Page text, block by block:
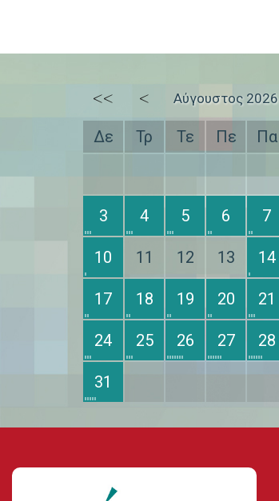
<< < Αύγουστος 2026
Δε Τρ Τε Πε Πα
3 4 5 6 7
10 11 12 13 14
17 18 19 20 21
24 25 26 27 28
31